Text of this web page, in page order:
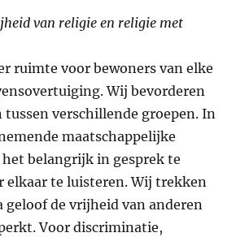
van religie en religie met
ruimte voor bewoners van elke
Wij bevorderen
verschillende groepen. In
maatschappelijke
belangrijk in gesprek te
elkaar te luisteren. Wij trekken
geloof de vrijheid van anderen
Voor discriminatie,